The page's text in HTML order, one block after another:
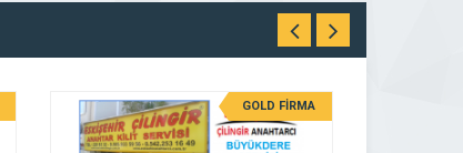
GOLD FİRMA